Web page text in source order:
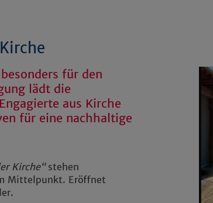
für den
lädt die
aus Kirche
für eine nachhaltige
Kirche“stehen
Mittelpunkt. Eröffnet